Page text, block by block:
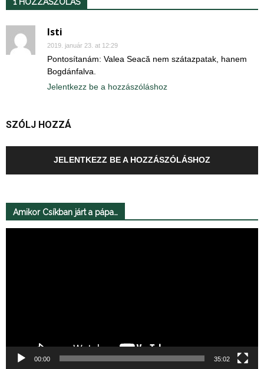
Isti
2019. január 23. at 12:29
Pontosítanám: Valea Seacă nem szátazpatak, hanem
Bogdánfalva.
Jelentkezz be a hozzászóláshoz
SZÓLJ HOZZÁ
JELENTKEZZ BE A HOZZÁSZÓLÁSHOZ
Amikor Csíkban járt a pápa…
00:00 35:02